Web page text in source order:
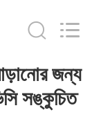
জন্য
সঙ্কুচিত